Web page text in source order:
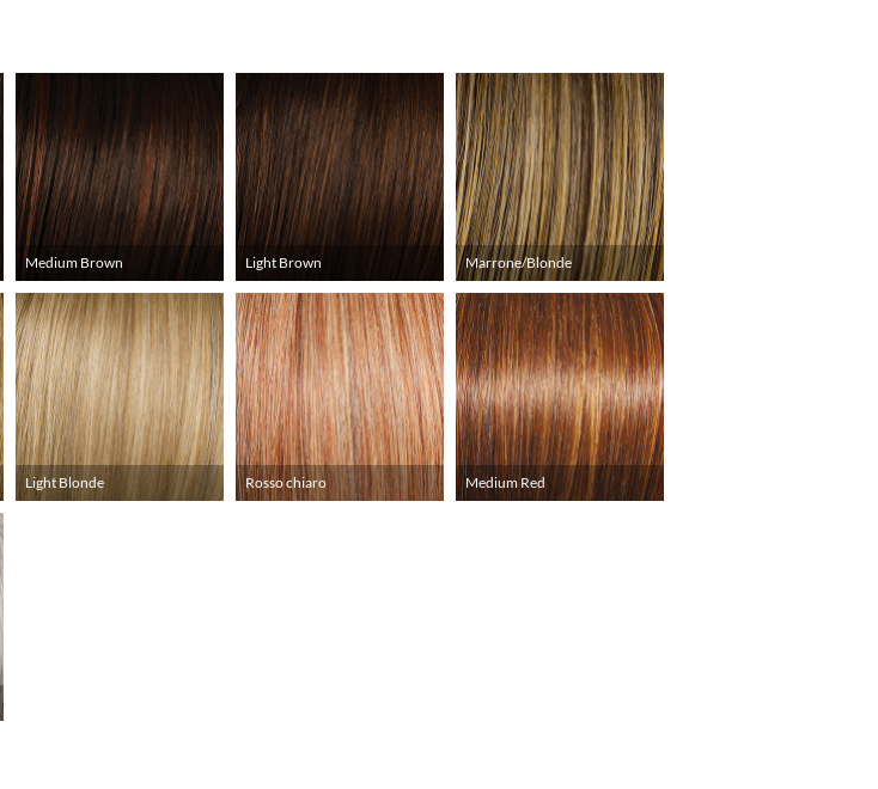
Medium Brown Light Brown Marrone/Blonde
Light Blonde Rosso chiaro Medium Red